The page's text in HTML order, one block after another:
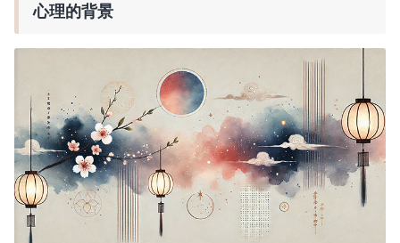
心理的背景